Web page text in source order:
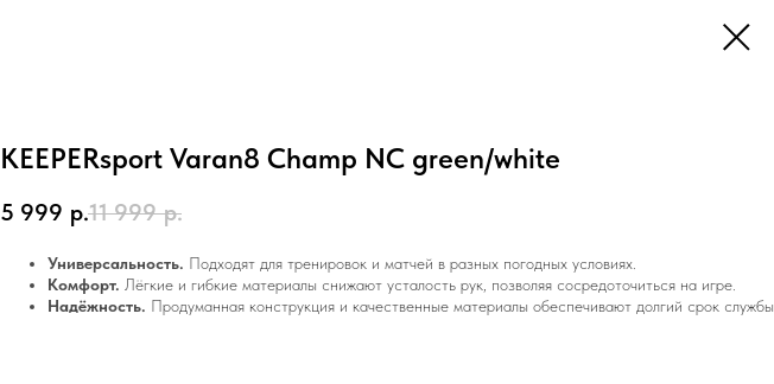
KEEPERsport Varan8 Champ NC green/white
5 999 р.11 999 р.
Универсальность. Подходят для тренировок и матчей в разных погодных условиях.
Комфорт. Лёгкие и гибкие материалы снижают усталость рук, позволяя сосредоточиться на игре.
Надёжность. Продуманная конструкция и качественные материалы обеспечивают долгий срок